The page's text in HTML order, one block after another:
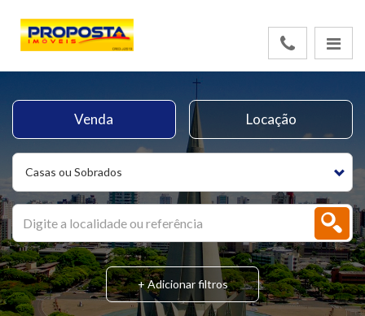
Casas ou Sobrados
Venda Locação
+ Adicionar filtros